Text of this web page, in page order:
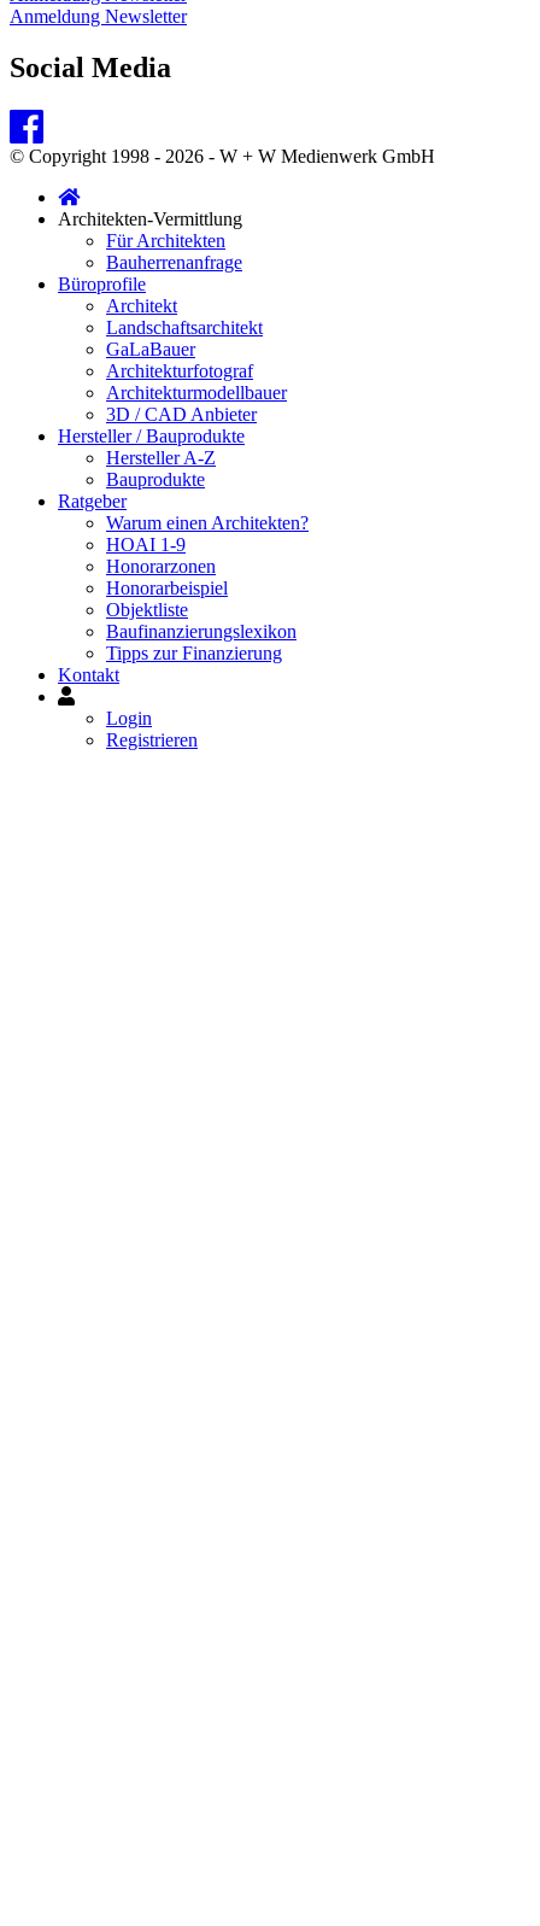
Anmeldung Newsletter
Social Media
© Copyright 1998 - 2026 - W + W Medienwerk GmbH
Architekten-Vermittlung
Für Architekten
Bauherrenanfrage
Büroprofile
Architekt
Landschaftsarchitekt
GaLaBauer
Architekturfotograf
Architekturmodellbauer
3D / CAD Anbieter
Hersteller / Bauprodukte
Hersteller A-Z
Bauprodukte
Ratgeber
Warum einen Architekten?
HOAI 1-9
Honorarzonen
Honorarbeispiel
Objektliste
Baufinanzierungslexikon
Tipps zur Finanzierung
Kontakt
Mein
KontoLogin
Registrieren